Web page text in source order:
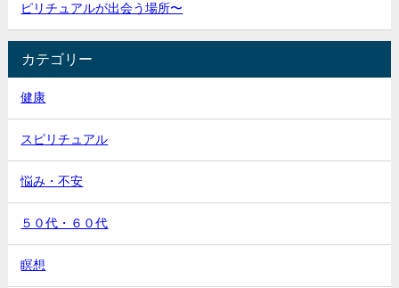
ピリチュアルが出会う場所〜
カテゴリー
健康
スピリチュアル
悩み・不安
５０代・６０代
瞑想